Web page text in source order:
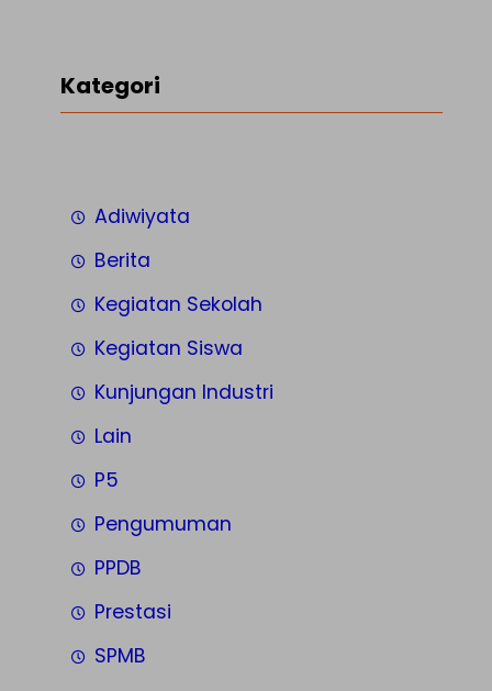
Kategori
Adiwiyata
Berita
Kegiatan Sekolah
Kegiatan Siswa
Kunjungan Industri
Lain
P5
Pengumuman
PPDB
Prestasi
SPMB